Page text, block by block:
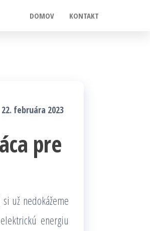
DOMOV KONTAKT
22. februára 2023
pre
už nedokážeme
energiu